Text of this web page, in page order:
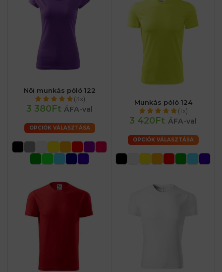
Női munkás póló 122
(3x)
3 380Ft ÁFA-val
OPCIÓK VÁLASZTÁSA
Munkás póló 124
(1x)
3 420Ft ÁFA-val
OPCIÓK VÁLASZTÁSA